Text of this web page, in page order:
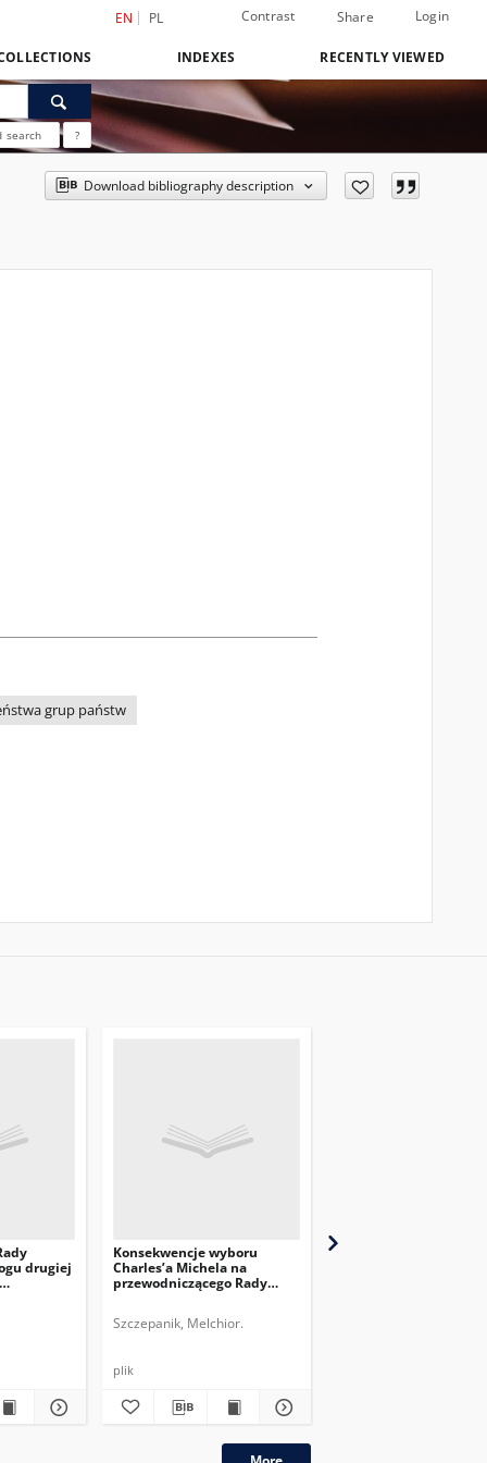
EN PL Contrast Share Login
INDEXES RECENTLY VIEWED
search ?
Download bibliography description
grup państw
drugiej
Konsekwencje wyboru
Charles’a Michela na
przewodniczącego Rady
Szczepanik, Melchior.
plik